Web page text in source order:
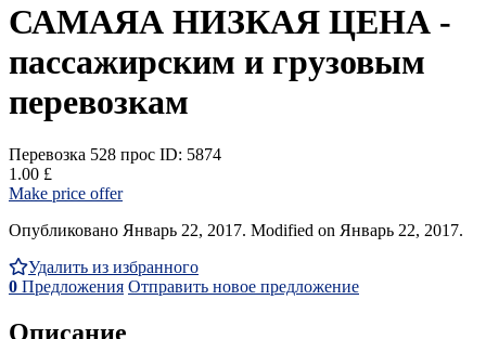
САМАЯА НИЗКАЯ ЦЕНА -
пассажирским и грузовым
перевозкам
Перевозка 528 прос ID: 5874
1.00 £
Make price offer
Опубликовано Январь 22, 2017. Modified on Январь 22, 2017.
Удалить из избранного
0 Предложения Отправить новое предложение
Описание